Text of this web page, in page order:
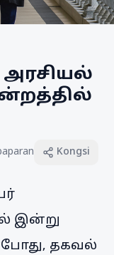
அரசியல்
Kongsi
இன்று
தகவல்